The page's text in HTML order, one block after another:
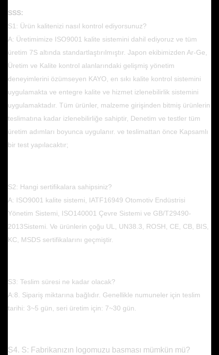
SSS:
S1: Ürün kalitenizi nasıl kontrol ediyorsunuz?
A: Üretimimize ISO9001 kalite sistemini dahil ediyoruz ve tüm
üretim 7S altında standartlaştırılmıştır. Japon ekibimizden Ar-Ge,
Üretim ve Kalite kontrol alanlarındaki gelişmiş yönetim
deneyimlerini özümseyen KAYO, en sıkı kalite kontrol sistemini
uygulamakta ve entegre kalite ve hizmet izlenebilirlik sistemini
uygulamaktadır. Tüm ürünler, malzeme girişinden bitmiş ürünlerin
teslimatına kadar izlenebilirliğe sahiptir, Denetim ve testler tüm
üretim adımları boyunca uygulanır. ve teslimattan önce Kapsamlı
bir test yapılacaktır;
S2: Hangi sertifikalara sahipsiniz?
A: ISO9001 kalite sistemi, IATF16949 Otomotiv Endüstrisi
Yönetim Sistemi, ISO140001 Çevre Sistemi ve GB/T29490-
2013Sistemi. Ve ürünlerin çoğu UL, UN38.3, ROSH, CE, CB, BIS,
KC, MSDS sertifikalarını geçmiştir.
S3: Teslim süresi ne kadar olacak?
A:8. Sipariş miktarına bağlıdır. Genellikle numuneler için teslim
tarihi: 3~5 gün, seri üretim için: 7~30 gün.
S4. S: Fabrikanızın logomuzu basması mümkün mü?